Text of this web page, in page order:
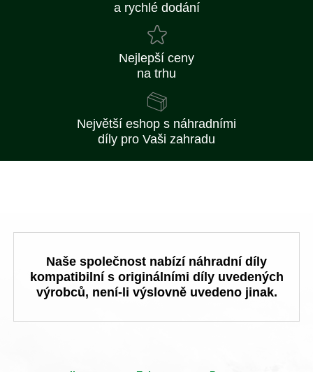
a rychlé dodání
Nejlepší ceny
na trhu
Největší eshop s náhradními
díly pro Vaši zahradu
Naše společnost nabízí náhradní díly
kompatibilní s originálními díly uvedených
výrobců, není-li výslovně uvedeno jinak.